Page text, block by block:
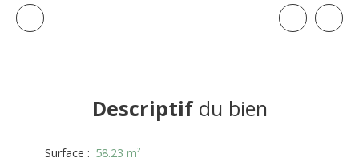
Descriptifdu bien
Surface : 58.23 m²